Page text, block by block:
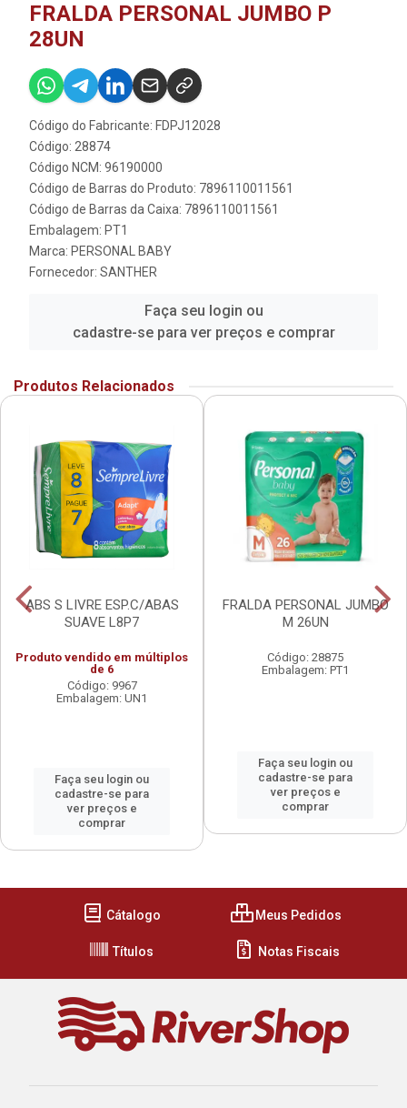
FRALDA PERSONAL JUMBO P
28UN
Código do Fabricante: FDPJ12028
Código: 28874
Código NCM: 96190000
Código de Barras do Produto: 7896110011561
Código de Barras da Caixa: 7896110011561
Embalagem: PT1
Marca: PERSONAL BABY
Fornecedor: SANTHER
Faça seu login ou
cadastre-se para ver preços e comprar
Produtos Relacionados
ABS S LIVRE ESP.C/ABAS
SUAVE L8P7
Produto vendido em múltiplos
de 6
Código: 9967
Embalagem: UN1
Faça seu login ou
cadastre-se para
ver preços e
comprar
FRALDA PERSONAL JUMBO
M 26UN
Código: 28875
Embalagem: PT1
Faça seu login ou
cadastre-se para
ver preços e
comprar
Cátalogo Meus Pedidos
Títulos Notas Fiscais